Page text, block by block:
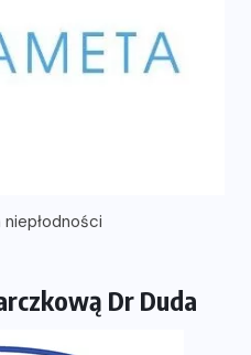
niepłodności
Dr Duda